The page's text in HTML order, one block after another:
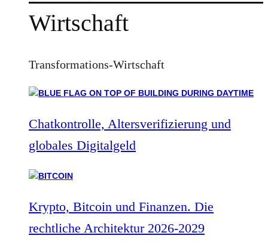
Wirtschaft
Transformations-Wirtschaft
Chatkontrolle, Altersverifizierung und
globales Digitalgeld
Krypto, Bitcoin und Finanzen. Die
rechtliche Architektur 2026-2029